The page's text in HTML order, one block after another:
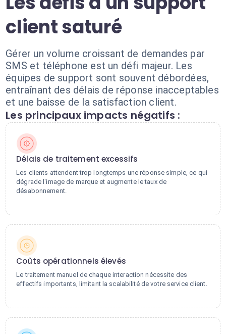
client saturé
Gérer un volume croissant de demandes par
SMS et téléphone est un défi majeur. Les
équipes de support sont souvent débordées,
entraînant des délais de réponse inacceptables
et une baisse de la satisfaction client.
Les principaux impacts négatifs :
Délais de traitement excessifs
Les clients attendent trop longtemps une réponse simple, ce qui
dégrade l'image de marque et augmente le taux de
désabonnement.
Coûts opérationnels élevés
Le traitement manuel de chaque interaction nécessite des
effectifs importants, limitant la scalabilité de votre service client.